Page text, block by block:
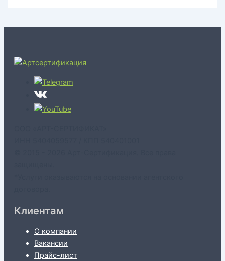
Клиентам
О компании
Вакансии
Прайс-лист